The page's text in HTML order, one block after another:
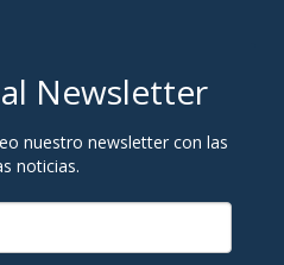
Newsletter
nuestro newsletter con las
noticias.